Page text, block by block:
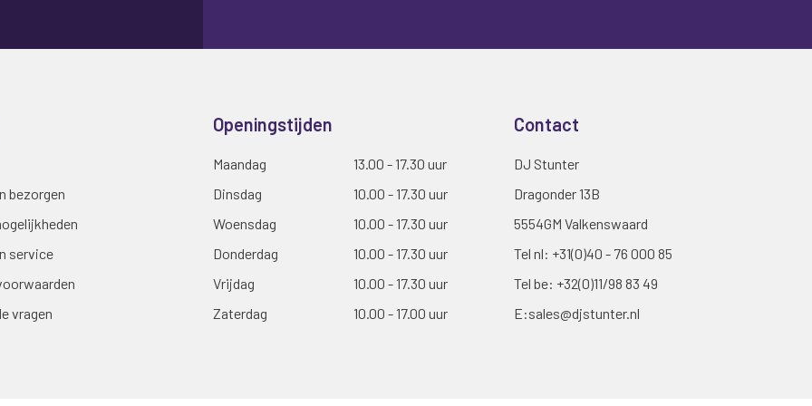
bezorgen
service
vragen
Openingstijden
Maandag
13.00 - 17.30 uur
Dinsdag
10.00 - 17.30 uur
Woensdag
10.00 - 17.30 uur
Donderdag
10.00 - 17.30 uur
Vrijdag
10.00 - 17.30 uur
Zaterdag
10.00 - 17.00 uur
Contact
DJ Stunter
Dragonder 13B
5554GM Valkenswaard
Tel nl: +31(0)40 - 76 000 85
Tel be: +32(0)11/98 83 49
E:sales@djstunter.nl